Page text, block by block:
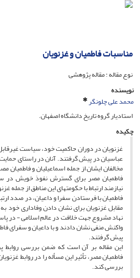
مناسبات فاطمیان و غزنویان‏
نوع مقاله : مقاله پژوهشی
نویسنده
محمد علی چلونگر
استادیار گروه تاریخ دانشگاه اصفهان.
چکیده
غزنویان در دوران حاکمیت خود، سیاست غیرقابل
عباسیان در پیش گرفتند. آنان در راستاى
مخالفان ایشان از جمله اسماعیلیان و فاطمیان
فاطمیان مصر براى گسترش نفوذ خویش در
نیازمند ارتباط با حکومت‏هاى این مناطق از جمله
فاطمیان با فرستادن سفرا و داعیان، در صدد
مقابل غزنویان براى نشان دادن وفادارى خود
نهاد مشروع جهت خلافت در عالم اسلامى - در
واکنش منفى نشان دادند و با داعیان و سفراى
پیش گرفتند.
این مقاله بر آن است که ضمن بررسى روابط
فاطمیان مصر، تأثیر این مسأله را در روابط
بررسى کند.